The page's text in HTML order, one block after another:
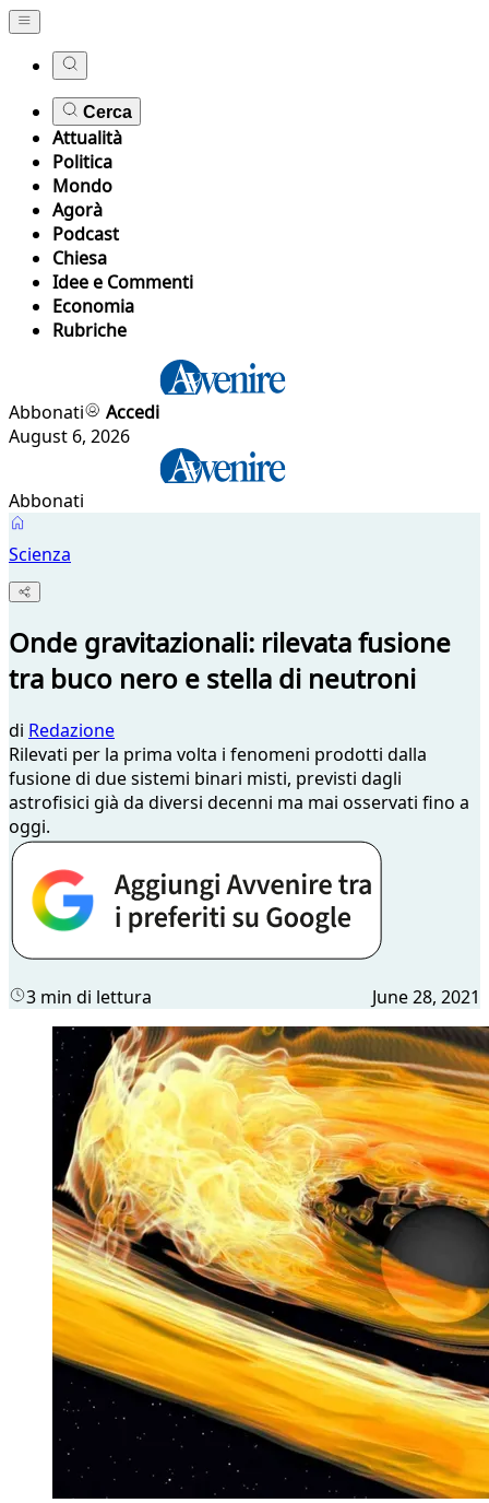
Cerca
Attualità
Politica
Mondo
Agorà
Podcast
Chiesa
Idee e Commenti
Economia
Rubriche
Abbonati
Accedi
August 6, 2026
Abbonati
Scienza
Onde gravitazionali: rilevata fusione
tra buco nero e stella di neutroni
di Redazione
Rilevati per la prima volta i fenomeni prodotti dalla
fusione di due sistemi binari misti, previsti dagli
astrofisici già da diversi decenni ma mai osservati fino a
oggi.
3 min di lettura June 28, 2021